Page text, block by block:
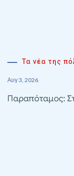
Τα νέα της
Αυγ 3, 2026
Παραπόταμος: